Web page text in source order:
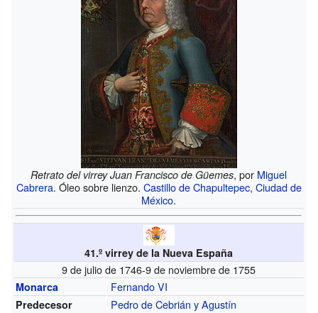
Retrato del virrey Juan Francisco de Güemes, por Miguel
Cabrera. Óleo sobre lienzo. Castillo de Chapultepec, Ciudad de
México.
41.º virrey de la Nueva España
9 de julio de 1746-9 de noviembre de 1755
Monarca Fernando VI
Predecesor Pedro de Cebrián y Agustín